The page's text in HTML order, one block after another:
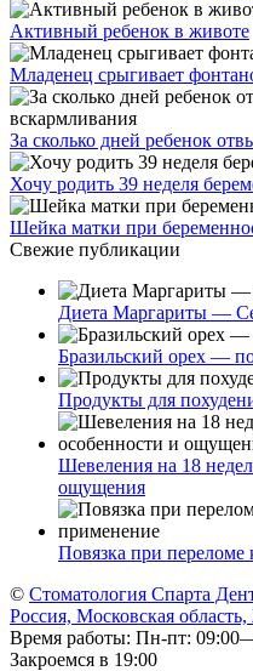
Активный ребенок в животе
Младенец срыгивает
За сколько дней ребенок
Хочу родить 39 неделя
Шейка матки при
Свежие публикации
Диета Маргариты —
Бразильский орех —
Продукты для
Шевеления на 18
ощущения
Повязка при
© Стоматология Спарта
Россия, Московская
Время работы: Пн-пт:
Закроемся в 19:00